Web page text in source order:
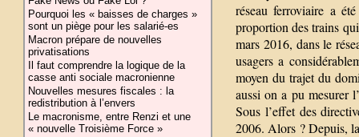
Pourquoi les « baisses de charges »
sont un piège pour les salarié-es
Macron prépare de nouvelles
privatisations
Il faut comprendre la logique de la
casse anti sociale macronienne
Nouvelles mesures fiscales : la
redistribution à l’envers
Le macronisme, entre Renzi et une
« nouvelle Troisième Force »
réseau ferroviaire a
proportion des trains
mars 2016, dans le
usagers a
moyen du trajet du
aussi on a pu mesurer
Sous l’effet des
2006. Alors ? Depuis,